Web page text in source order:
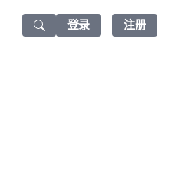
Search icon
登录 注册